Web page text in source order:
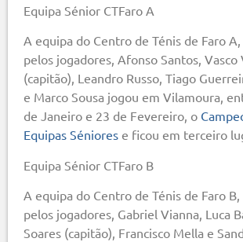
Equipa Sénior CTFaro A
A equipa do Centro de Ténis de Faro
pelos jogadores, Afonso Santos, Vasco
(capitão), Leandro Russo, Tiago
e Marco Sousa jogou em Vilamoura,
de Janeiro e 23 de Fevereiro, o
Equipas Séniores e ficou em terceiro
Equipa Sénior CTFaro B
A equipa do Centro de Ténis de Faro
pelos jogadores, Gabriel Vianna, Luca
Soares (capitão), Francisco Mella e